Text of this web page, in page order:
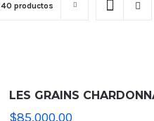
40 productos
LES GRAINS
$85,000.00